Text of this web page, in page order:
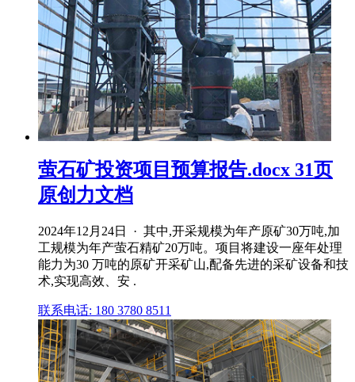
萤石矿投资项目预算报告.docx 31页
原创力文档
2024年12月24日 · 其中,开采规模为年产原矿30万吨,加
工规模为年产萤石精矿20万吨。项目将建设一座年处理
能力为30 万吨的原矿开采矿山,配备先进的采矿设备和技
术,实现高效、安 .
联系电话: 180 3780 8511